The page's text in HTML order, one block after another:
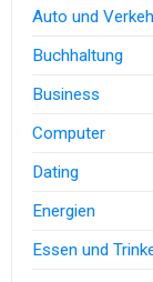
Auto und
Buchhaltung
Business
Computer
Dating
Energien
Essen und